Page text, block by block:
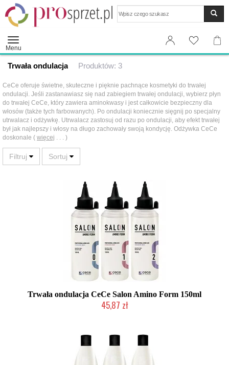
Menu
Trwała ondulacja Produktów: 3
CeCe oferuje świetne, skuteczne i pięknie pachnące kosmetyki do trwałej
ondulacji. Jeśli zastanawiasz się nad zabiegiem trwałej ondulacji, wybierz płyn
do trwałej CeCe, który zawiera aminokwasy i jest całkowicie bezpieczny dla
włosów (także tych farbowanych). Po ondulacji koniecznie sięgnij po specjalny
utrwalacz i odżywkę. Utrwalacz zastosuj od razu po ondulacji, aby efekt trwałej
był jak najlepszy i włosy na długo zachowały swoją kondycję. Odżywka CeCe
doskonale ( więcej . . . )
Trwała ondulacja CeCe Salon Amino Form 150ml
45,87 zł